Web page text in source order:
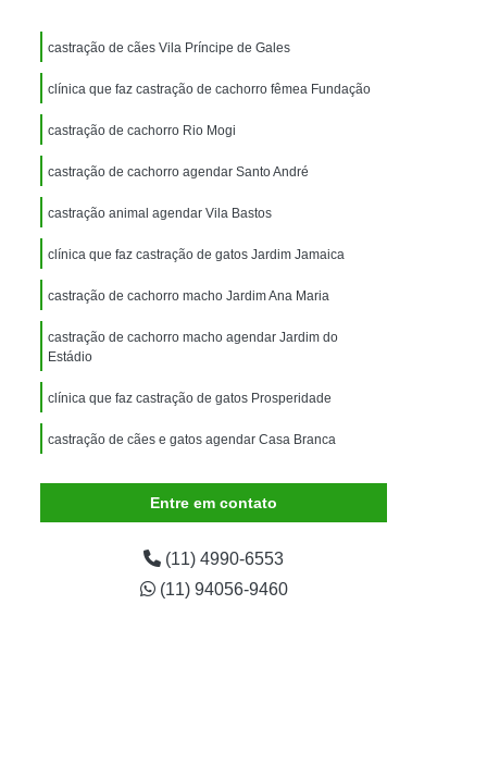
Santo André
Veterinária para Animais Silvestres
Exame de Eletrocardiograma Veterinário
Exame de Imagem para Animais
Exame de Radiologia para Animais
Exame de Sangue para Animais
Exame para Animais
Exame para Animais São Caetano
Animal
para Cachorro
Internação para Cães
Internação para Gatos
Internação Veterinária São Caetano
Limpeza de Tártaro para Cães
castração de cães Vila Príncipe de Gales
clínica que faz castração de cachorro fêmea Fundação
castração de cachorro Rio Mogi
castração de cachorro agendar Santo André
castração animal agendar Vila Bastos
clínica que faz castração de gatos Jardim Jamaica
castração de cachorro macho Jardim Ana Maria
castração de cachorro macho agendar Jardim do
Estádio
clínica que faz castração de gatos Prosperidade
castração de cães e gatos agendar Casa Branca
Entre em contato
(11) 4990-6553
(11) 94056-9460